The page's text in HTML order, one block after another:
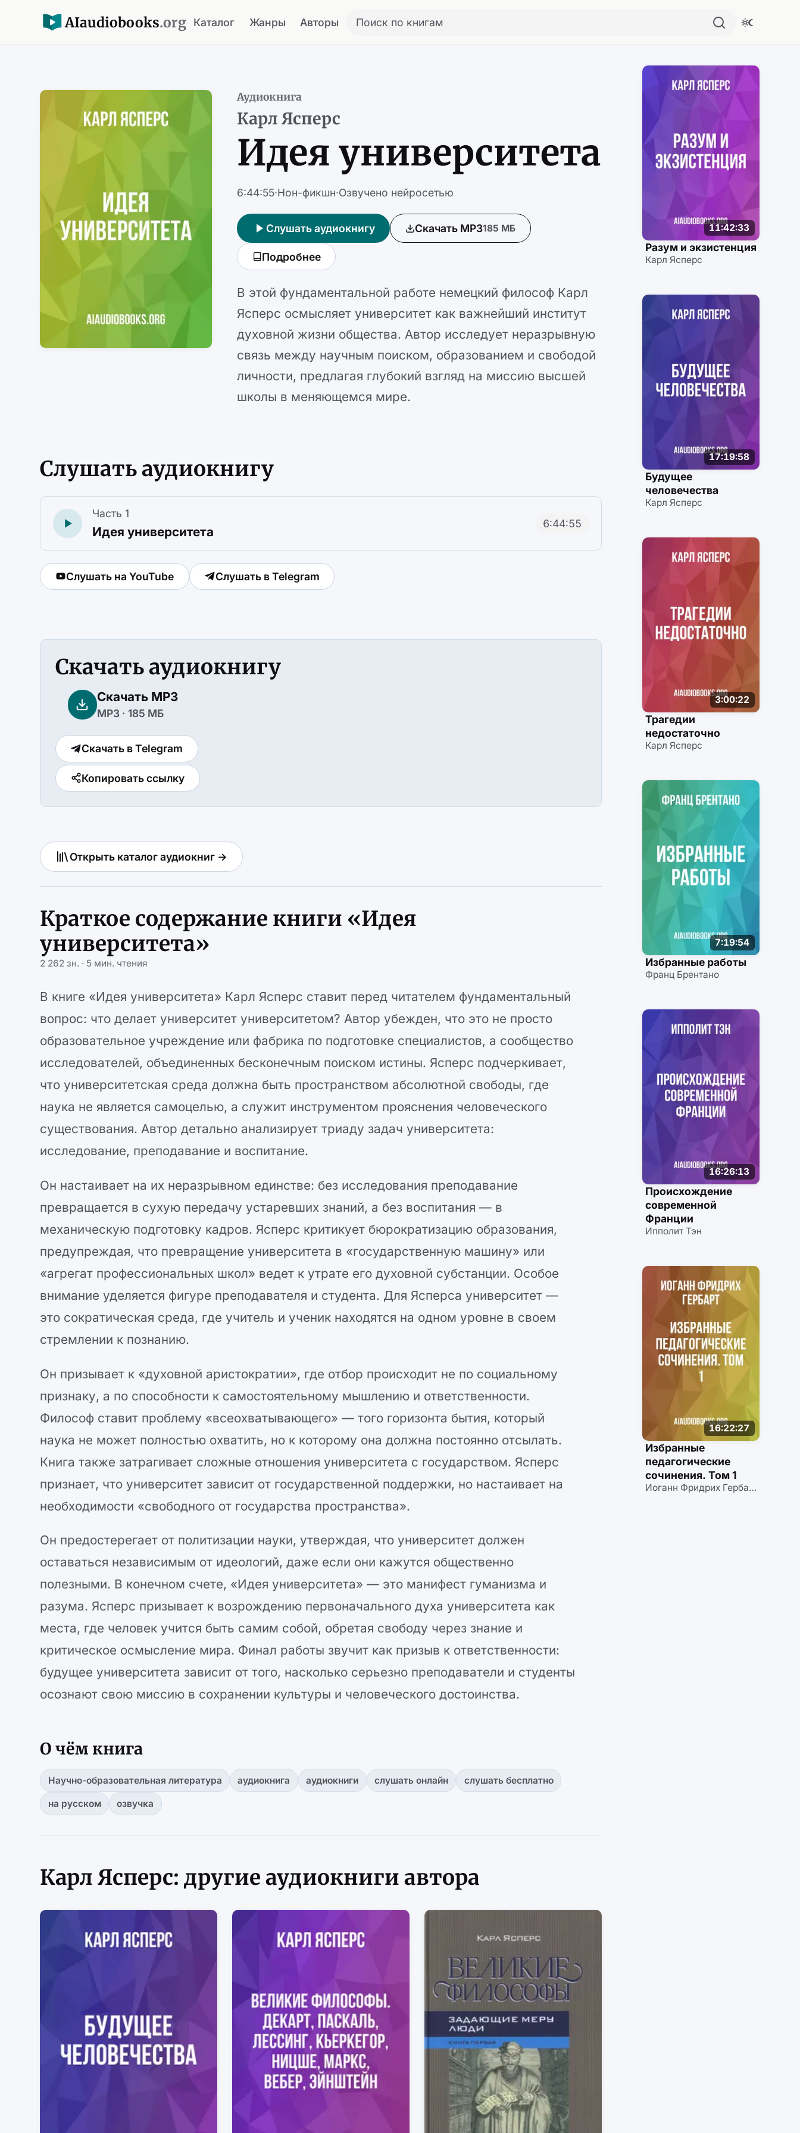
AIaudiobooks.org Каталог Жанры Авторы Поиск по книгам
Аудиокнига
Карл Ясперс
Идея университета
6:44:55·Нон-фикшн·Озвучено нейросетью
Слушать аудиокнигу Скачать MP3185 МБ
Подробнее
В этой фундаментальной работе немецкий философ Карл
Ясперс осмысляет университет как важнейший институт
духовной жизни общества. Автор исследует неразрывную
связь между научным поиском, образованием и свободой
личности, предлагая глубокий взгляд на миссию высшей
школы в меняющемся мире.
Слушать аудиокнигу
Часть 1
Идея университета
6:44:55
Слушать на YouTube Слушать в Telegram
Скачать аудиокнигу
Скачать MP3
MP3 · 185 МБ
Скачать в Telegram
Копировать ссылку
Открыть каталог аудиокниг →
Краткое содержание книги «Идея
университета»
2 262 зн. · 5 мин. чтения
В книге «Идея университета» Карл Ясперс ставит перед читателем фундаментальный
вопрос: что делает университет университетом? Автор убежден, что это не просто
образовательное учреждение или фабрика по подготовке специалистов, а сообщество
исследователей, объединенных бесконечным поиском истины. Ясперс подчеркивает,
что университетская среда должна быть пространством абсолютной свободы, где
наука не является самоцелью, а служит инструментом прояснения человеческого
существования. Автор детально анализирует триаду задач университета:
исследование, преподавание и воспитание.
Он настаивает на их неразрывном единстве: без исследования преподавание
превращается в сухую передачу устаревших знаний, а без воспитания — в
механическую подготовку кадров. Ясперс критикует бюрократизацию образования,
предупреждая, что превращение университета в «государственную машину» или
«агрегат профессиональных школ» ведет к утрате его духовной субстанции. Особое
внимание уделяется фигуре преподавателя и студента. Для Ясперса университет —
это сократическая среда, где учитель и ученик находятся на одном уровне в своем
стремлении к познанию.
Он призывает к «духовной аристократии», где отбор происходит не по социальному
признаку, а по способности к самостоятельному мышлению и ответственности.
Философ ставит проблему «всеохватывающего» — того горизонта бытия, который
наука не может полностью охватить, но к которому она должна постоянно отсылать.
Книга также затрагивает сложные отношения университета с государством. Ясперс
признает, что университет зависит от государственной поддержки, но настаивает на
необходимости «свободного от государства пространства».
Он предостерегает от политизации науки, утверждая, что университет должен
оставаться независимым от идеологий, даже если они кажутся общественно
полезными. В конечном счете, «Идея университета» — это манифест гуманизма и
разума. Ясперс призывает к возрождению первоначального духа университета как
места, где человек учится быть самим собой, обретая свободу через знание и
критическое осмысление мира. Финал работы звучит как призыв к ответственности:
будущее университета зависит от того, насколько серьезно преподаватели и студенты
осознают свою миссию в сохранении культуры и человеческого достоинства.
О чём книга
Научно-образовательная литература аудиокнига аудиокниги слушать онлайн слушать бесплатно
на русском озвучка
Карл Ясперс: другие аудиокниги автора
Похожие
11:42:33
Разум и экзистенция
Карл Ясперс
17:19:58
Будущее
человечества
Карл Ясперс
3:00:22
Трагедии
недостаточно
Карл Ясперс
7:19:54
Избранные работы
Франц Брентано
16:26:13
Происхождение
современной
Франции
Ипполит Тэн
16:22:27
Избранные
педагогические
сочинения. Том 1
Иоганн Фридрих Гербарт